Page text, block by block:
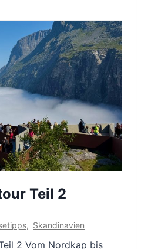
Teil 2
, Skandinavien
2 Vom Nordkap bis